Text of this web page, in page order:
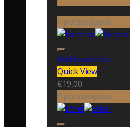
Προτεινόμενο
Add to wishlist
Quick View
€19,00
Προτεινόμενο